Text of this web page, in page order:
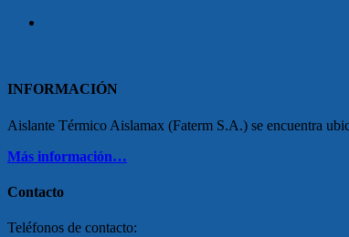
INFORMACIÓN
Aislante Térmico Aislamax (Faterm S.A.) se encuentra
Más información…
Contacto
Teléfonos de contacto: